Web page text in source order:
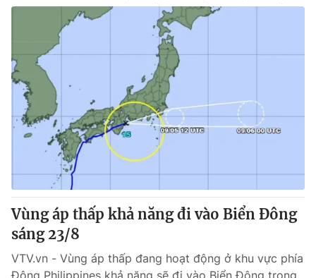
Vùng áp thấp khả năng đi vào Biển Đông
sáng 23/8
VTV.vn - Vùng áp thấp đang hoạt động ở khu vực phía
Đông Philippines khả năng sẽ đi vào Biển Đông trong